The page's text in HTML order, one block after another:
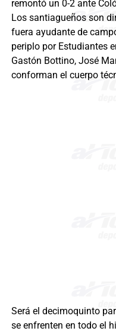
remontó un 0-2 ante
Los santiagueños son
fuera ayudante de
periplo por Estudiantes
Gastón Bottino, José
conforman el cuerpo
Será el decimoquinto
se enfrenten en todo el